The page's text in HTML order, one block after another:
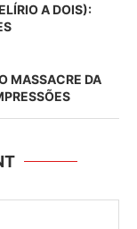
A DOIS):
MASSACRE DA